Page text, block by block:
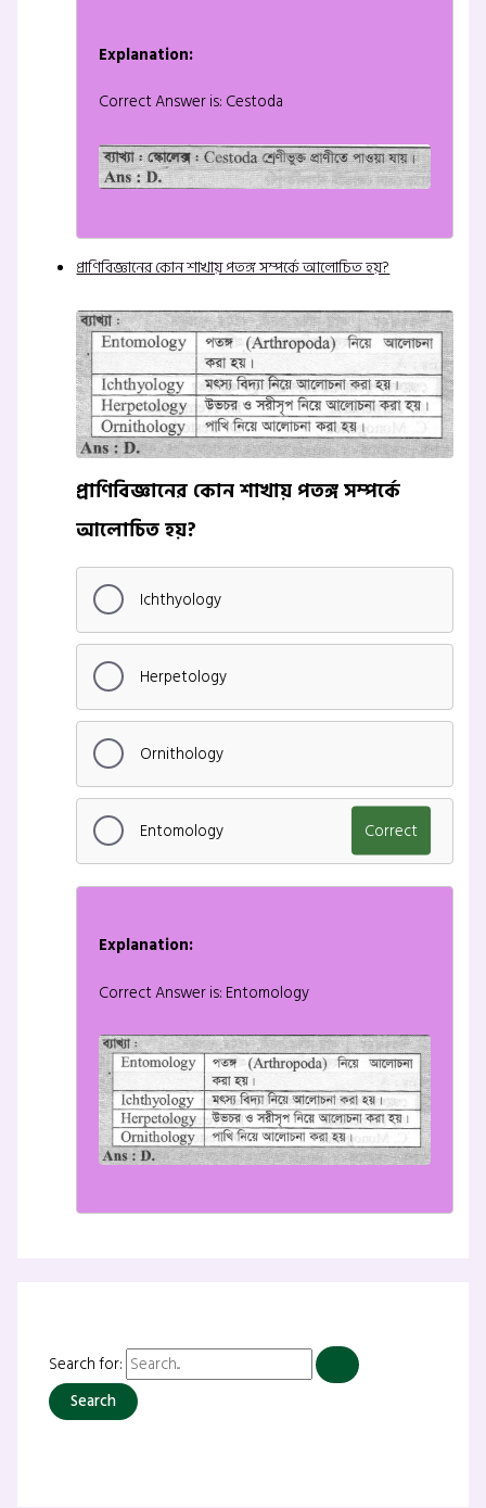
Explanation:
Correct Answer is: Cestoda
প্রাণিবিজ্ঞানের কোন শাখায় পতঙ্গ সম্পর্কে আলোচিত হয়?
প্রাণিবিজ্ঞানের কোন শাখায় পতঙ্গ সম্পর্কে
আলোচিত হয়?
Ichthyology
Herpetology
Ornithology
Entomology Correct
Explanation:
Correct Answer is: Entomology
Search for: